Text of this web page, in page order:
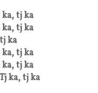
ka, tj ka
ka, tj ka
ka
ka, tj ka
ka, tj ka
Tj ka, tj ka